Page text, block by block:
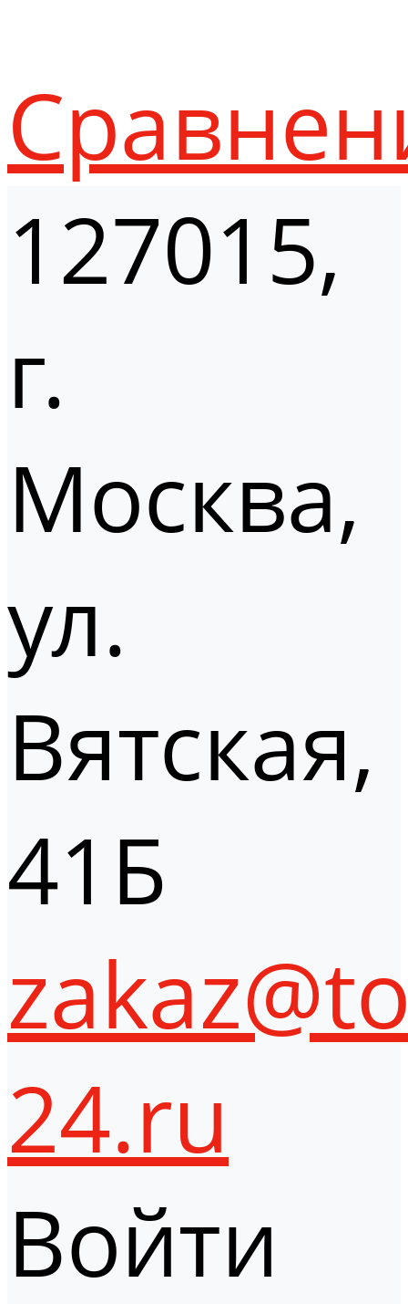
127015,
г.
Москва,
ул.
Вятская,
41Б
24.ru
Войти